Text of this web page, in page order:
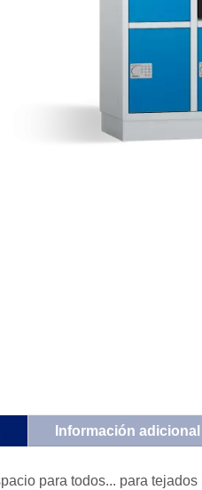
Información adicional
para todos... para